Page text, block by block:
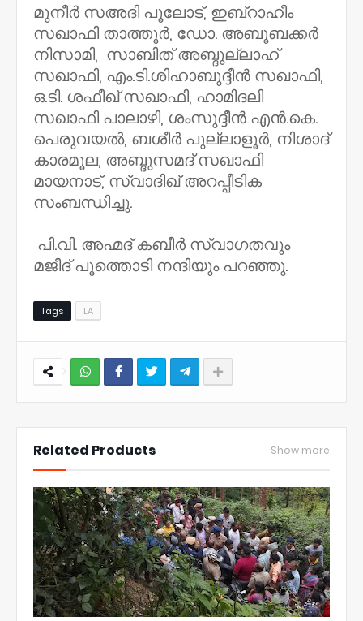
മുനീർ സഅദി പൂലോട്, ഇബ്റാഹീം
സഖാഫി താത്തൂർ, ഡോ. അബൂബക്കർ
നിസാമി, സാബിത് അബ്ദുല്ലാഹ്
സഖാഫി, എം.ടി.ശിഹാബുദ്ദീൻ സഖാഫി,
ഒ.ടി. ശഫീഖ് സഖാഫി, ഹാമിദലി
സഖാഫി പാലാഴി, ശംസുദ്ദീൻ എൻ.കെ.
പെരുവയൽ, ബശീർ പുല്ലാളൂർ, നിശാദ്
കാരമൂല, അബ്ദുസമദ് സഖാഫി
മായനാട്, സ്വാദിഖ് അറപ്പീടിക
സംബന്ധിച്ചു.
പി.വി. അഹ്മദ് കബീർ സ്വാഗതവും
മജീദ് പൂത്തൊടി നന്ദിയും പറഞ്ഞു.
Tags LA
Related Products Show more